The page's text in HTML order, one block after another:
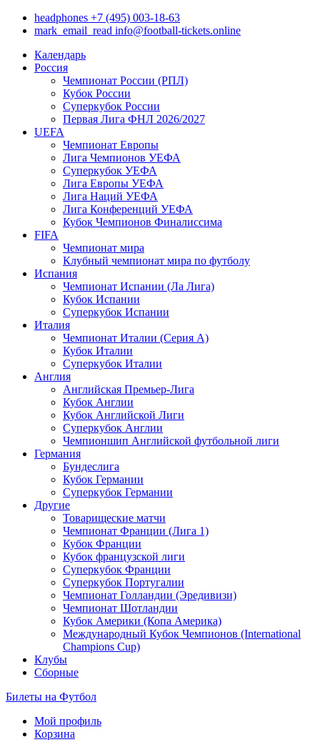
headphones +7 (495) 003-18-63
mark_email_read info@football-tickets.online
Календарь
Россия
Чемпионат России (РПЛ)
Кубок России
Суперкубок России
Первая Лига ФНЛ 2026/2027
UEFA
Чемпионат Европы
Лига Чемпионов УЕФА
Суперкубок УЕФА
Лига Европы УЕФА
Лига Наций УЕФА
Лига Конференций УЕФА
Кубок Чемпионов Финалиссима
FIFA
Чемпионат мира
Клубный чемпионат мира по футболу
Испания
Чемпионат Испании (Ла Лига)
Кубок Испании
Суперкубок Испании
Италия
Чемпионат Италии (Серия А)
Кубок Италии
Суперкубок Италии
Англия
Английская Премьер-Лига
Кубок Англии
Кубок Английской Лиги
Суперкубок Англии
Чемпионшип Английской футбольной лиги
Германия
Бундеслига
Кубок Германии
Суперкубок Германии
Другие
Товарищеские матчи
Чемпионат Франции (Лига 1)
Кубок Франции
Кубок французской лиги
Суперкубок Франции
Суперкубок Португалии
Чемпионат Голландии (Эредивизи)
Чемпионат Шотландии
Кубок Америки (Копа Америка)
Международный Кубок Чемпионов (International
Champions Cup)
Клубы
Сборные
Билеты на Футбол
Мой профиль
Корзина